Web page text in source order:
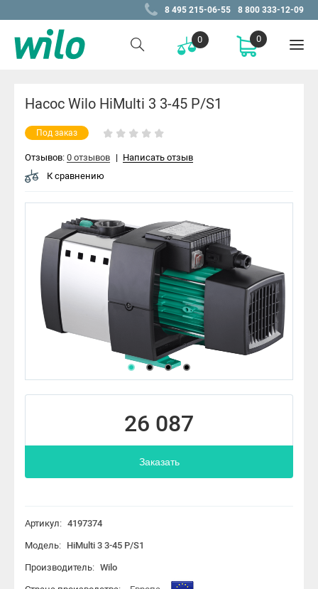
8 495 215-06-55 8 800 333-12-09
0 0
Насос Wilo HiMulti 3 3-45 P/S1
Под заказ
Отзывов: 0 отзывов | Написать отзыв
К сравнению
Артикул: 4197374
Модель: HiMulti 3 3-45 P/S1
Производитель: Wilo
26 087
Заказать